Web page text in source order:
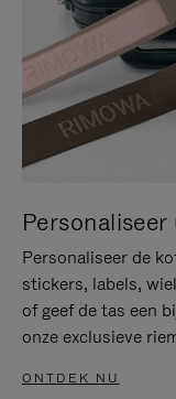
Personaliseer de
stickers, labels,
of geef de tas een
onze exclusieve
ONTDEK NU